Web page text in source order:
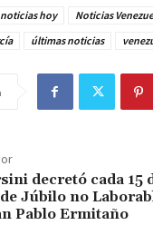
noticias hoy Noticias
últimas noticias
decretó cada 15
Júbilo no
Pablo Ermitaño